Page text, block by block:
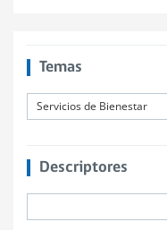
Temas
Servicios de Bienestar
Descriptores